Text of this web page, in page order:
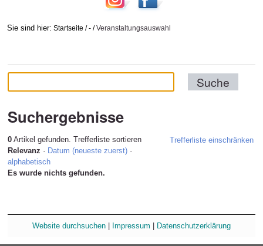
Sie sind hier: Startseite /- /Veranstaltungsauswahl
Suchergebnisse
0Artikel gefunden. Trefferliste einschränken
Trefferliste sortieren
Relevanz · Datum (neueste zuerst) ·
alphabetisch
Es wurde nichts gefunden.
Website durchsuchen Impressum Datenschutzerklärung